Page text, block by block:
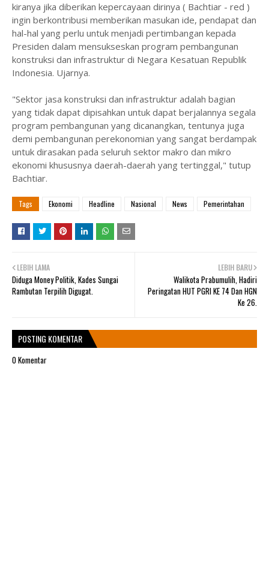
kiranya jika diberikan kepercayaan dirinya ( Bachtiar - red )
ingin berkontribusi memberikan masukan ide, pendapat dan
hal-hal yang perlu untuk menjadi pertimbangan kepada
Presiden dalam mensukseskan program pembangunan
konstruksi dan infrastruktur di Negara Kesatuan Republik
Indonesia. Ujarnya.
"Sektor jasa konstruksi dan infrastruktur adalah bagian
yang tidak dapat dipisahkan untuk dapat berjalannya segala
program pembangunan yang dicanangkan, tentunya juga
demi pembangunan perekonomian yang sangat berdampak
untuk dirasakan pada seluruh sektor makro dan mikro
ekonomi khususnya daerah-daerah yang tertinggal," tutup
Bachtiar.
Tags Ekonomi Headline Nasional News Pemerintahan
LEBIH BARU
Walikota Prabumulih, Hadiri
Peringatan HUT PGRI KE 74 Dan HGN
Ke 26.
LEBIH LAMA
Diduga Money Politik, Kades Sungai
Rambutan Terpilih Digugat.
POSTING KOMENTAR
0 Komentar